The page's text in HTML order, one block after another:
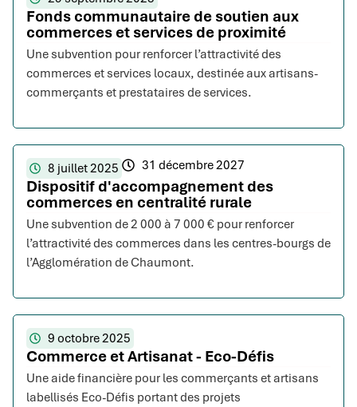
Fonds communautaire de soutien aux
commerces et services de proximité
Une subvention pour renforcer l’attractivité des
commerces et services locaux, destinée aux artisans-
commerçants et prestataires de services.
8 juillet 2025 31 décembre 2027
Dispositif d'accompagnement des
commerces en centralité rurale
Une subvention de 2 000 à 7 000 € pour renforcer
l’attractivité des commerces dans les centres-bourgs de
l’Agglomération de Chaumont.
9 octobre 2025
Commerce et Artisanat - Eco-Défis
Une aide financière pour les commerçants et artisans
labellisés Eco-Défis portant des projets